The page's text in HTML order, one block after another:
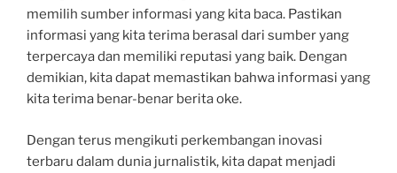
memilih sumber informasi yang kita baca. Pastikan
informasi yang kita terima berasal dari sumber yang
terpercaya dan memiliki reputasi yang baik. Dengan
demikian, kita dapat memastikan bahwa informasi yang
kita terima benar-benar berita oke.
Dengan terus mengikuti perkembangan inovasi
terbaru dalam dunia jurnalistik, kita dapat menjadi